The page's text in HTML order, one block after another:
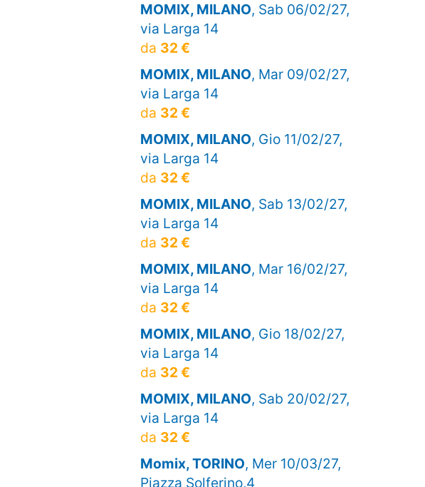
MOMIX, MILANO, Sab 06/02/27,
via Larga 14
da 32 €
MOMIX, MILANO, Mar 09/02/27,
via Larga 14
da 32 €
MOMIX, MILANO, Gio 11/02/27,
via Larga 14
da 32 €
MOMIX, MILANO, Sab 13/02/27,
via Larga 14
da 32 €
MOMIX, MILANO, Mar 16/02/27,
via Larga 14
da 32 €
MOMIX, MILANO, Gio 18/02/27,
via Larga 14
da 32 €
MOMIX, MILANO, Sab 20/02/27,
via Larga 14
da 32 €
Momix, TORINO, Mer 10/03/27,
Piazza Solferino,4